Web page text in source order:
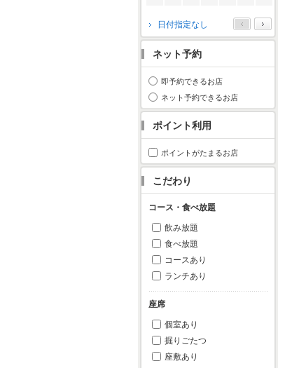
2026年10月
月 火 水 木 金 土
日
5
12
14 15 16
19
20 21 22 23 24
25
26
27 28 29
日付指定なし
ネット予約
即予約できるお店
ネット予約できるお店
ポイント利用
ポイントがたまるお店
こだわり
コース・食べ放題
飲み放題
食べ放題
コースあり
ランチあり
座席
個室あり
掘りごたつ
座敷あり